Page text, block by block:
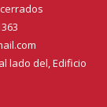
lado del, Edificio